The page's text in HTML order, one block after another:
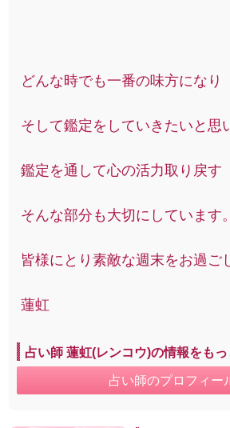
どんな時でも一番の味方になり
そして鑑定をしていきたいと思
鑑定を通して心の活力取り戻す
そんな部分も大切にしています。
皆様にとり素敵な週末をお過ご
蓮虹
占い師 蓮虹(レンコウ)の情報をも
占い師のプロフィー